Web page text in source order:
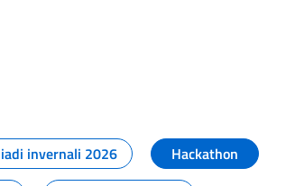
invernali 2026
Hackathon